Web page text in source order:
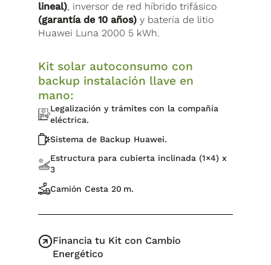
lineal), inversor de red híbrido trifásico
(garantía de 10 años)y batería de litio
Huawei Luna 2000 5 kWh.
Kit solar autoconsumo con
backup instalación llave en
mano:
Legalización y trámites con la compañía
eléctrica.
Sistema de Backup Huawei.
Estructura para cubierta inclinada (1×4) x
3
Camión Cesta 20 m.
Financia tu Kit con Cambio
Energético